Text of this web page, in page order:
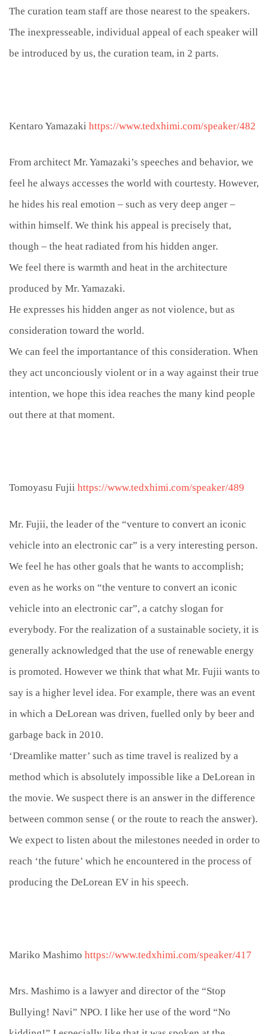
The curation team staff are those nearest to the speakers.
The inexpresseable, individual appeal of each speaker will
be introduced by us, the curation team, in 2 parts.
Kentaro Yamazaki https://www.tedxhimi.com/speaker/482
From architect Mr. Yamazaki’s speeches and behavior, we
feel he always accesses the world with courtesty. However,
he hides his real emotion – such as very deep anger –
within himself. We think his appeal is precisely that,
though – the heat radiated from his hidden anger.
We feel there is warmth and heat in the architecture
produced by Mr. Yamazaki.
He expresses his hidden anger as not violence, but as
consideration toward the world.
We can feel the importantance of this consideration. When
they act unconciously violent or in a way against their true
intention, we hope this idea reaches the many kind people
out there at that moment.
Tomoyasu Fujii https://www.tedxhimi.com/speaker/489
Mr. Fujii, the leader of the “venture to convert an iconic
vehicle into an electronic car” is a very interesting person.
We feel he has other goals that he wants to accomplish;
even as he works on “the venture to convert an iconic
vehicle into an electronic car”, a catchy slogan for
everybody. For the realization of a sustainable society, it is
generally acknowledged that the use of renewable energy
is promoted. However we think that what Mr. Fujii wants to
say is a higher level idea. For example, there was an event
in which a DeLorean was driven, fuelled only by beer and
garbage back in 2010.
‘Dreamlike matter’ such as time travel is realized by a
method which is absolutely impossible like a DeLorean in
the movie. We suspect there is an answer in the difference
between common sense ( or the route to reach the answer).
We expect to listen about the milestones needed in order to
reach ‘the future’ which he encountered in the process of
producing the DeLorean EV in his speech.
Mariko Mashimo https://www.tedxhimi.com/speaker/417
Mrs. Mashimo is a lawyer and director of the “Stop
Bullying! Navi” NPO. I like her use of the word “No